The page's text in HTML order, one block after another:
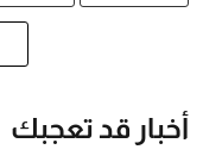
أخبار قد تعجبك